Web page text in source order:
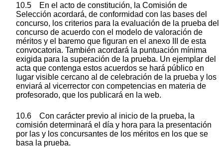
10.5 En el acto de constitución, la Comisión de
Selección acordará, de conformidad con las bases del
concurso, los criterios para la evaluación de la prueba del
concurso de acuerdo con el modelo de valoración de
méritos y el baremo que figuran en el anexo III de esta
convocatoria. También acordará la puntuación mínima
exigida para la superación de la prueba. Un ejemplar del
acta que contenga estos acuerdos se hará público en
lugar visible cercano al de celebración de la prueba y los
enviará al vicerrector con competencias en materia de
profesorado, que los publicará en la web.
10.6 Con carácter previo al inicio de la prueba, la
comisión determinará el día y hora para la presentación
por las y los concursantes de los méritos en los que se
basa la prueba.